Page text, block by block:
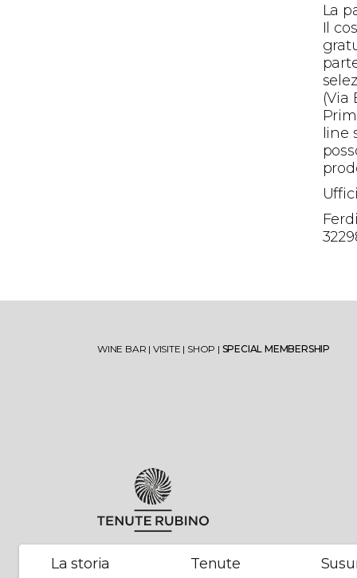
La
Il
(Via
line
WINE BAR | VISITE | SHOP | SPECIAL MEMBERSHIP
La storia Tenute
Tenuta Padula di Geremia
Oltremé Rosato